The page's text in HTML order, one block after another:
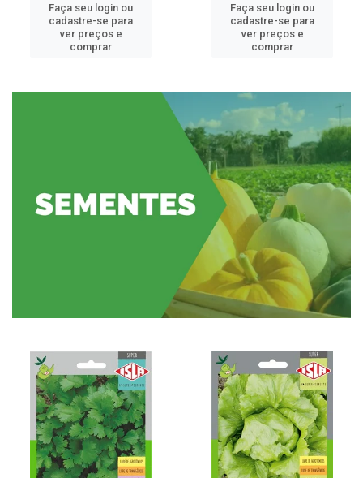
Faça seu login ou
cadastre-se para
ver preços e
comprar
Faça seu login ou
cadastre-se para
ver preços e
comprar